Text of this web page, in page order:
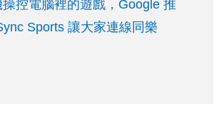
操控電腦裡的遊戲，Google 推
Sports 讓大家連線同樂